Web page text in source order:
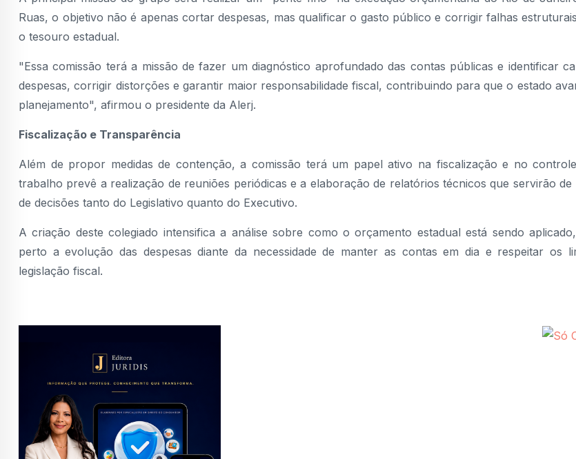
Ruas, o objetivo não é apenas cortar despesas, mas qualificar o gasto público e corrigir falhas
o tesouro estadual.
"Essa comissão terá a missão de fazer um diagnóstico aprofundado das contas públicas e identificar
despesas, corrigir distorções e garantir maior responsabilidade fiscal, contribuindo para que o estado
planejamento", afirmou o presidente da Alerj.
Fiscalização e Transparência
Além de propor medidas de contenção, a comissão terá um papel ativo na fiscalização e no
trabalho prevê a realização de reuniões periódicas e a elaboração de relatórios técnicos que servirão de
de decisões tanto do Legislativo quanto do Executivo.
A criação deste colegiado intensifica a análise sobre como o orçamento estadual está sendo
perto a evolução das despesas diante da necessidade de manter as contas em dia e respeitar os
legislação fiscal.